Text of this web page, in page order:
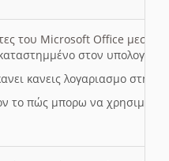
του Microsoft Office μεσω
στον
κανεις λογαριασμο στη
το πώς μπορω να